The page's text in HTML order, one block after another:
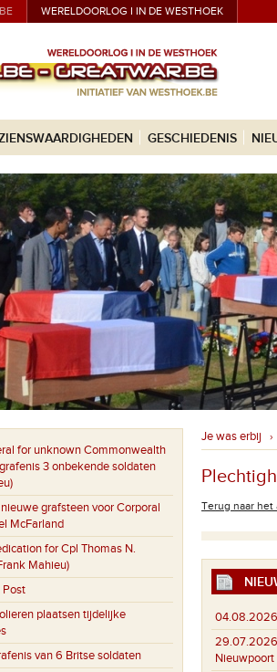
WERELDOORLOG I IN DE WESTHOEK
GESCHIEDENIS
for unknown Commonwealth
3 onbekende soldaten
grafsteen voor Corporal
McFarland
for Cpl Thomas N.
Mahieu)
Post
plaatsen tijdelijke
van 6 Britse soldaten
Je was erbij ›
Terug naar het
Nieuwpoort